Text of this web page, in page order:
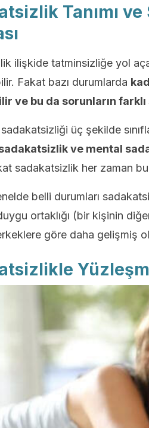
Tanımı
ilişkide tatminsizliğe yol
Fakat bazı durumlarda
ve bu da sorunların
üç şekilde
ve mental
sadakatsizlik her zaman
belli durumları
ortaklığı (bir kişinin
göre daha gelişmiş